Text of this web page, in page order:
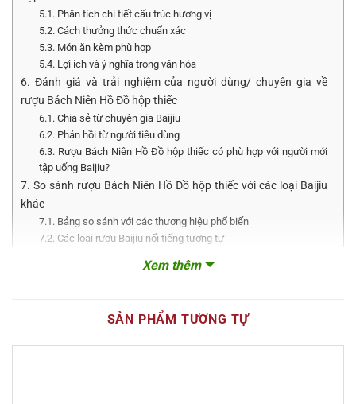
5.1. Phân tích chi tiết cấu trúc hương vị
5.2. Cách thưởng thức chuẩn xác
5.3. Món ăn kèm phù hợp
5.4. Lợi ích và ý nghĩa trong văn hóa
6. Đánh giá và trải nghiệm của người dùng/ chuyên gia về
rượu Bách Niên Hồ Đồ hộp thiếc
6.1. Chia sẻ từ chuyên gia Baijiu
6.2. Phản hồi từ người tiêu dùng
6.3. Rượu Bách Niên Hồ Đồ hộp thiếc có phù hợp với người mới
tập uống Baijiu?
7. So sánh rượu Bách Niên Hồ Đồ hộp thiếc với các loại Baijiu
khác
7.1. Bảng so sánh với các thương hiệu phổ biến
7.2. Các loại rượu Baijiu nổi tiếng tương tự
8. FAQ – Câu hỏi thường gặp về rượu Bách Niên Hồ Đồ hộp
8.1. Rượu Bách Niên Hồ Đồ hộp thiếc là gì?
8.2. Rượu Bách Niên Hồ Đồ có an toàn để sử dụng hàng ngày
Xem thêm
SẢN PHẨM TƯƠNG TỰ